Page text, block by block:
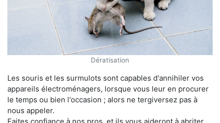
Dératisation
Les souris et les surmulots sont capables d'annihiler vos
appareils électroménagers, lorsque vous leur en procurer
le temps ou bien l'occasion ; alors ne tergiversez pas à
nous appeler.